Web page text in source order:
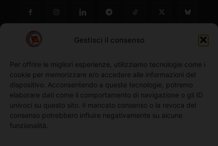
Gestisci il consenso
Per offrire le migliori esperienze, utilizziamo tecnologie come i
cookie per memorizzare e/o accedere alle informazioni del
dispositivo. Acconsentendo a queste tecnologie, potremo
elaborare dati come il comportamento di navigazione o gli ID
univoci su questo sito. Il mancato consenso o la revoca del
consenso potrebbero influire negativamente su alcune
funzionalità.
NO ©
Richiedi l'adesione